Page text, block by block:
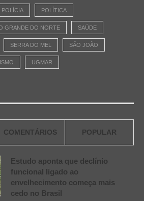
POLÍCIA POLÍTICA
GRANDE DO NORTE SAÚDE
SERRA DO MEL SÃO JOÃO
UGMAR
COMENTÁRIOS POPULAR
Estudo aponta que declínio
funcional ligado ao
envelhecimento começa mais
cedo no Brasil